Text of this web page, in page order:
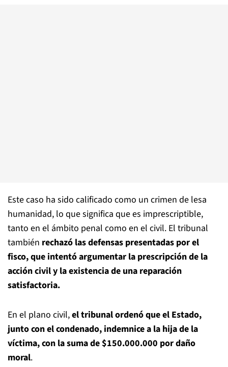
Este caso ha sido calificado como un crimen de lesa
humanidad, lo que significa que es imprescriptible,
tanto en el ámbito penal como en el civil. El tribunal
también rechazó las defensas presentadas por el
fisco, que intentó argumentar la prescripción de la
acción civil y la existencia de una reparación
satisfactoria.
En el plano civil,el tribunal ordenó que el Estado,
junto con el condenado, indemnice a la hija de la
víctima, con la suma de $150.000.000 por daño
moral.